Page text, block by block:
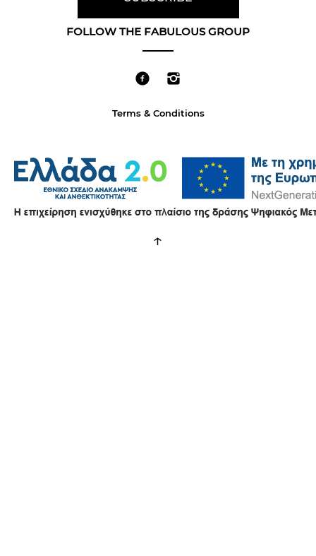
FOLLOW THE FABULOUS GROUP
Terms & Conditions
↑